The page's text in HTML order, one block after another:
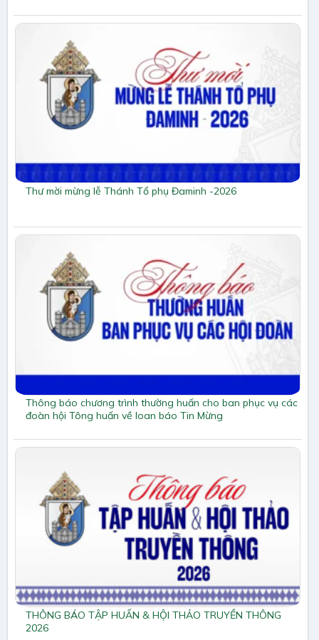
Thư mời mừng lễ Thánh Tổ phụ Đaminh -2026
Thông báo chương trình thường huấn cho ban phục vụ các
đoàn hội Tông huấn về loan báo Tin Mừng
THÔNG BÁO TẬP HUẤN & HỘI THẢO TRUYỀN THÔNG
2026